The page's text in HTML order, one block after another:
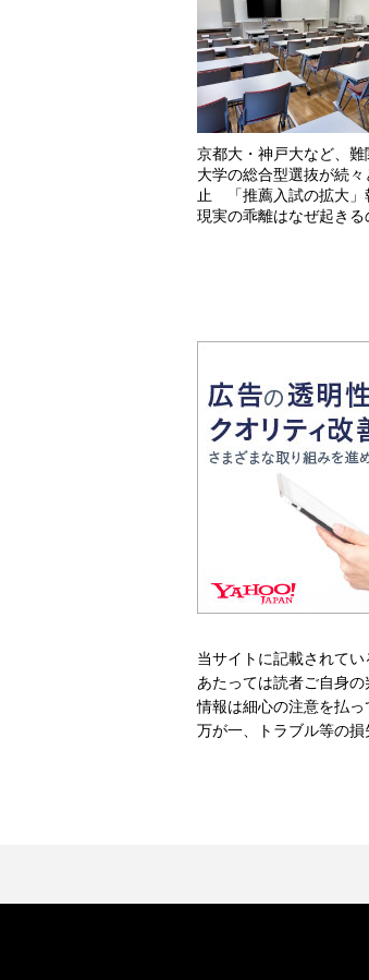
京都大・神戸大など、難
大学の総合型選抜が続々
止 「推薦入試の拡大」
現実の乖離はなぜ起きる
当サイトに記載されて
あたっては読者ご自身
情報は細心の注意を払
万が一、トラブル等の